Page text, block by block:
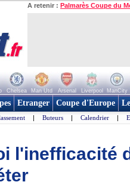
A retenir : Palmarès Coupe du
Chelsea Man Utd Arsenal Liverpool ManCity
Etranger Coupe d'Europe
| Buteurs | Calendrier |
l'inefficacité